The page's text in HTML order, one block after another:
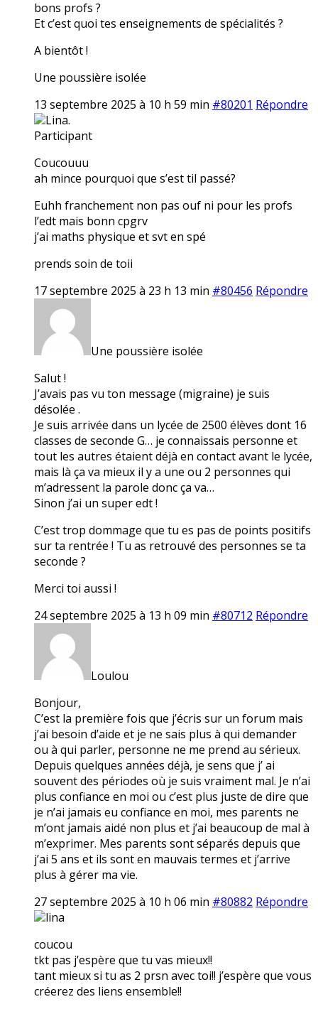
bons profs ?
Et c’est quoi tes enseignements de spécialités ?
A bientôt !
Une poussière isolée
13 septembre 2025 à 10 h 59 min #80201 Répondre
Lina.
Participant
Coucouuu
ah mince pourquoi que s’est til passé?
Euhh franchement non pas ouf ni pour les profs
l’edt mais bonn cpgrv
j’ai maths physique et svt en spé
prends soin de toii
17 septembre 2025 à 23 h 13 min #80456 Répondre
Une poussière isolée
Salut !
J’avais pas vu ton message (migraine) je suis
désolée .
Je suis arrivée dans un lycée de 2500 élèves dont 16
classes de seconde G… je connaissais personne et
tout les autres étaient déjà en contact avant le lycée,
mais là ça va mieux il y a une ou 2 personnes qui
m’adressent la parole donc ça va…
Sinon j’ai un super edt !
C’est trop dommage que tu es pas de points positifs
sur ta rentrée ! Tu as retrouvé des personnes se ta
seconde ?
Merci toi aussi !
24 septembre 2025 à 13 h 09 min #80712 Répondre
Loulou
Bonjour,
C’est la première fois que j’écris sur un forum mais
j’ai besoin d’aide et je ne sais plus à qui demander
ou à qui parler, personne ne me prend au sérieux.
Depuis quelques années déjà, je sens que j’ ai
souvent des périodes où je suis vraiment mal. Je n’ai
plus confiance en moi ou c’est plus juste de dire que
je n’ai jamais eu confiance en moi, mes parents ne
m’ont jamais aidé non plus et j’ai beaucoup de mal à
m’exprimer. Mes parents sont séparés depuis que
j’ai 5 ans et ils sont en mauvais termes et j’arrive
plus à gérer ma vie.
27 septembre 2025 à 10 h 06 min #80882 Répondre
lina
coucou
tkt pas j’espère que tu vas mieux!!
tant mieux si tu as 2 prsn avec toi!! j’espère que vous
créerez des liens ensemble!!